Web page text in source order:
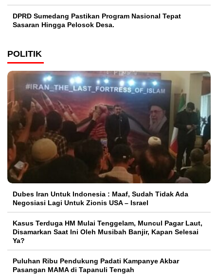
DPRD Sumedang Pastikan Program Nasional Tepat
Sasaran Hingga Pelosok Desa.
POLITIK
Dubes Iran Untuk Indonesia : Maaf, Sudah Tidak Ada
Negosiasi Lagi Untuk Zionis USA – Israel
Kasus Terduga HM Mulai Tenggelam, Muncul Pagar Laut,
Disamarkan Saat Ini Oleh Musibah Banjir, Kapan Selesai
Ya?
Puluhan Ribu Pendukung Padati Kampanye Akbar
Pasangan MAMA di Tapanuli Tengah